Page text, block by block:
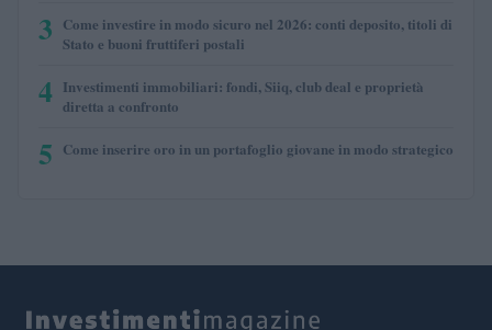
3 Come investire in modo sicuro nel 2026: conti deposito, titoli di
Stato e buoni fruttiferi postali
4 Investimenti immobiliari: fondi, Siiq, club deal e proprietà
diretta a confronto
5 Come inserire oro in un portafoglio giovane in modo strategico